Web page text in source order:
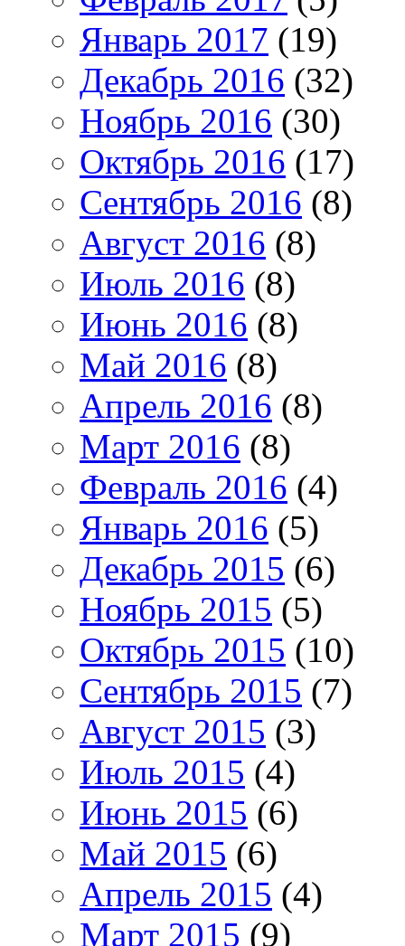
Январь 2017 (19)
Декабрь 2016 (32)
Ноябрь 2016 (30)
Октябрь 2016 (17)
Сентябрь 2016 (8)
Август 2016 (8)
Июль 2016 (8)
Июнь 2016 (8)
Май 2016 (8)
Апрель 2016 (8)
Март 2016 (8)
Февраль 2016 (4)
Январь 2016 (5)
Декабрь 2015 (6)
Ноябрь 2015 (5)
Октябрь 2015 (10)
Сентябрь 2015 (7)
Август 2015 (3)
Июль 2015 (4)
Июнь 2015 (6)
Май 2015 (6)
Апрель 2015 (4)
Март 2015 (9)